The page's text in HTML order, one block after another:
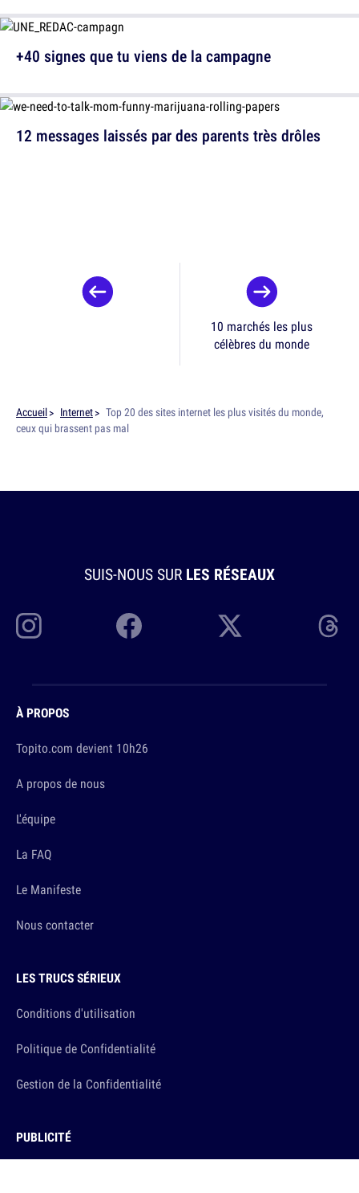
12 messages laissés par des parents très drôles
+40 signes que tu viens de la campagne
10 marchés les plus
célèbres du monde
Accueil Internet
Top 20 des sites internet les plus visités du monde,
ceux qui brassent pas mal
SUIS-NOUS SUR LES RÉSEAUX
À PROPOS
Topito.com devient 10h26
A propos de nous
L'équipe
La FAQ
Le Manifeste
Nous contacter
LES TRUCS SÉRIEUX
Conditions d'utilisation
Politique de Confidentialité
Gestion de la Confidentialité
PUBLICITÉ